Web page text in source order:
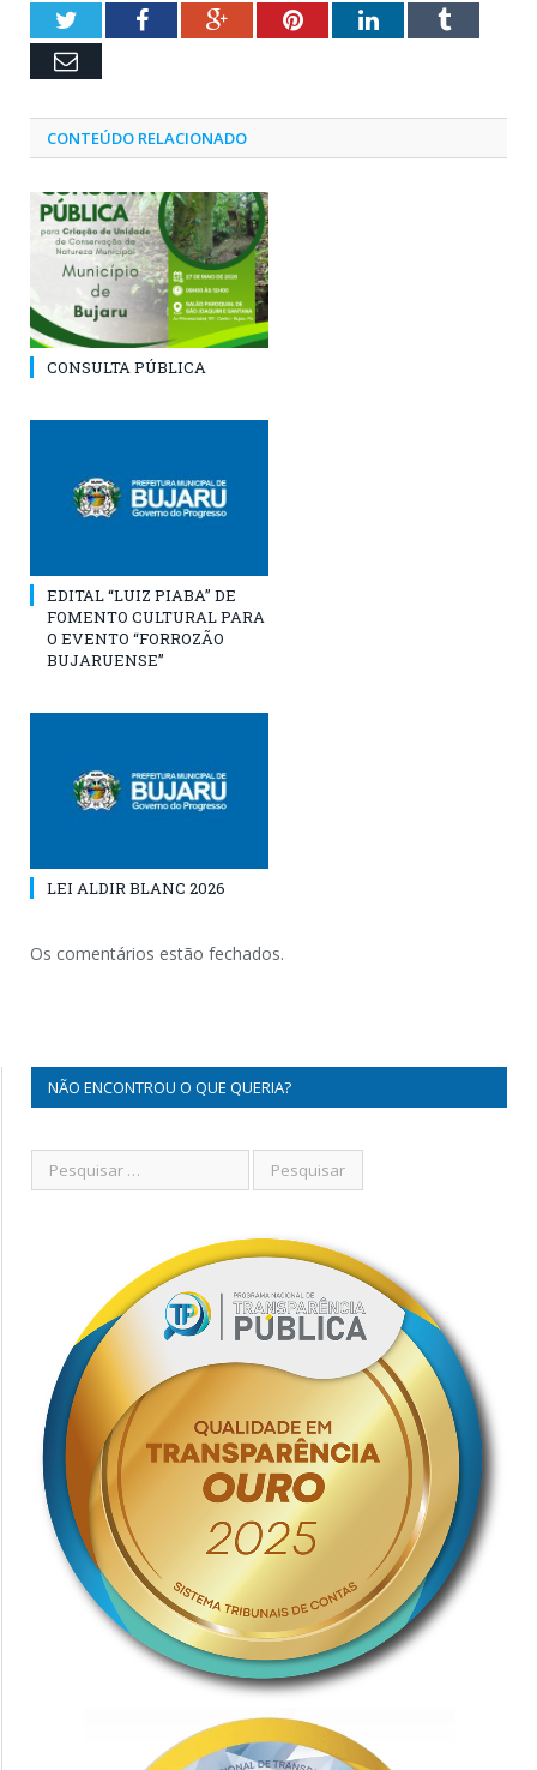
TwitterFacebookGoogle+PinterestLinkedInTumblr
Email
CONTEÚDO RELACIONADO
CONSULTA PÚBLICA
EDITAL “LUIZ PIABA” DE
FOMENTO CULTURAL PARA
O EVENTO “FORROZÃO
BUJARUENSE”
LEI ALDIR BLANC 2026
Os comentários estão fechados.
NÃO ENCONTROU O QUE QUERIA?